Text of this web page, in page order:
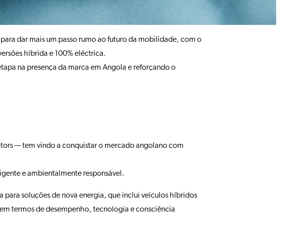
dar mais um passo rumo ao futuro da mobilidade, com o
híbrida e 100% eléctrica.
na presença da marca em Angola e reforçando o
— tem vindo a conquistar o mercado angolano com
e ambientalmente responsável.
soluções de nova energia, que inclui veículos híbridos
termos de desempenho, tecnologia e consciência